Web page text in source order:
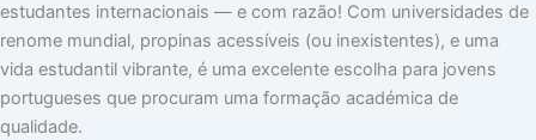
estudantes internacionais — e com razão! Com universidades de
renome mundial, propinas acessíveis (ou inexistentes), e uma
vida estudantil vibrante, é uma excelente escolha para jovens
portugueses que procuram uma formação académica de
qualidade.